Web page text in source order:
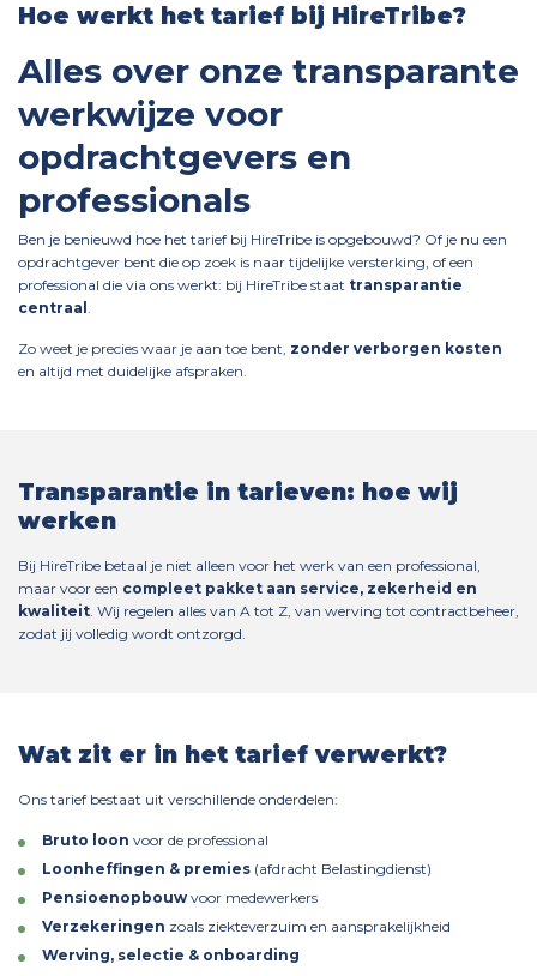
Hoe werkt het tarief bij HireTribe?
Alles over onze transparante
werkwijze voor
opdrachtgevers en
professionals
Ben je benieuwd hoe het tarief bij HireTribe is opgebouwd? Of je nu een
opdrachtgever bent die op zoek is naar tijdelijke versterking, of een
professional die via ons werkt: bij HireTribe staat transparantie
centraal
Zo weet je precies waar je aan toe bent, zonder verborgen kosten
en altijd met duidelijke afspraken.
Transparantie in tarieven: hoe wij
werken
Bij HireTribe betaal je niet alleen voor het werk van een professional,
maar voor een compleet pakket aan service, zekerheid en
kwaliteit . Wij regelen alles van A tot Z, van werving tot contractbeheer,
zodat jij volledig wordt ontzorgd.
Wat zit er in het tarief verwerkt?
Ons tarief bestaat uit verschillende onderdelen:
Bruto loon voor de professional
Loonheffingen & premies (afdracht Belastingdienst)
Pensioenopbouw voor medewerkers
Verzekeringen zoals ziekteverzuim en aansprakelijkheid
Werving, selectie & onboarding